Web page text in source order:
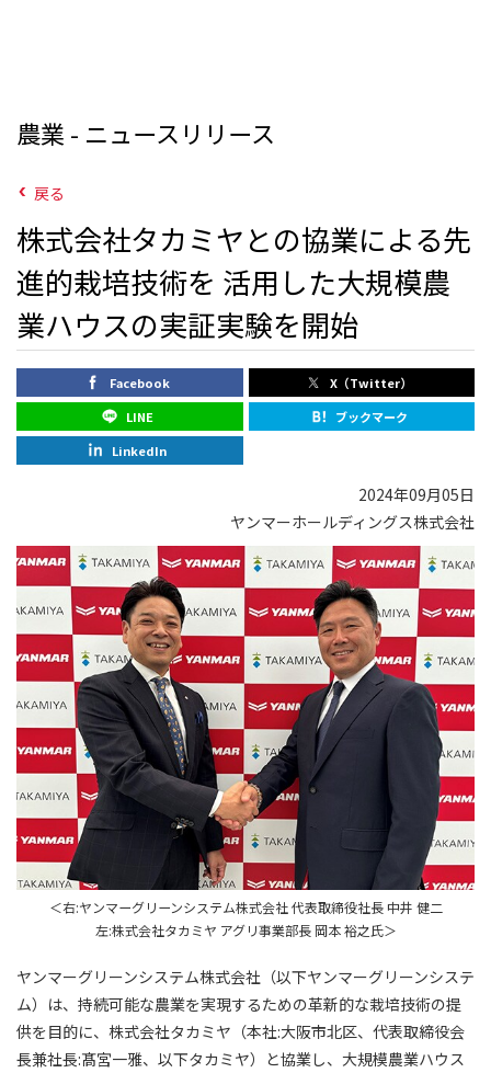
農業 - ニュースリリース
戻る
株式会社タカミヤとの協業による先
進的栽培技術を 活用した大規模農
業ハウスの実証実験を開始
Facebook
X（Twitter）
LINE
ブックマーク
LinkedIn
2024年09月05日
ヤンマーホールディングス株式会社
＜右:ヤンマーグリーンシステム株式会社 代表取締役社長 中井 健二
左:株式会社タカミヤ アグリ事業部長 岡本 裕之氏＞
ヤンマーグリーンシステム株式会社（以下ヤンマーグリーンシステ
ム）は、持続可能な農業を実現するための革新的な栽培技術の提
供を目的に、株式会社タカミヤ（本社:大阪市北区、代表取締役会
長兼社長:髙宮一雅、以下タカミヤ）と協業し、大規模農業ハウス